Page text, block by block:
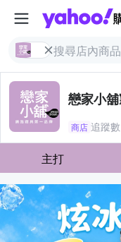
戀家小
商店 追蹤數
主打